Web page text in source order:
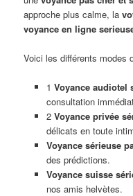
approche plus calme, la
voyance en ligne
Voici les différents modes
1 Voyance audiotel
consultation
2 Voyance privée
délicats en toute
Voyance sérieuse
des prédictions.
Voyance suisse
nos amis helvètes.